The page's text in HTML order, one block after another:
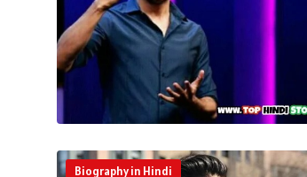
Biography in Hindi